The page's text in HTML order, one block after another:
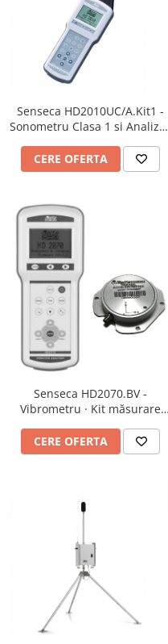
Senseca HD2010UC/A.Kit1 -
Sonometru Clasa 1 si Analizor
conform IEC 61672 )
CERE OFERTA
Senseca HD2070.BV -
Vibrometru · Kit măsurare
CERE OFERTA